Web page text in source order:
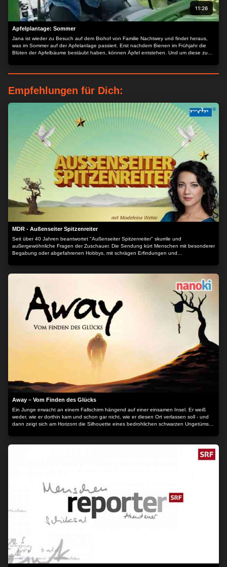
11:26
Apfelplantage: Sommer
Jana ist wieder zu Besuch auf dem Biohof von Familie Nachtwey und findet heraus,
was im Sommer auf der Apfelanlage passiert. Erst nachdem Bienen im Frühjahr die
Blüten der Apfelbäume bestäubt haben, können Äpfel entstehen. Und um diese zu
sorgt dafür, dass ein Baum nicht zu viele Äpfel versorgen muss und viele tierische
Helfer schützen die Bäume vor Schädlingen …
Empfehlungen für Dich:
MDR - Außenseiter Spitzenreiter
Seit über 40 Jahren beantwortet "Außenseiter Spitzenreiter" skurrile und
außergewöhnliche Fragen der Zuschauer. Die Sendung kürt Menschen mit besonderer
Begabung oder abgefahrenen Hobbys, mit schrägen Erfindungen und
Away – Vom Finden des Glücks
Ein Junge erwacht an einem Fallschirm hängend auf einer einsamen Insel. Er weiß
weder, wie er dorthin kam und schon gar nicht, wie er diesen Ort verlassen soll - und
dann zeigt sich am Horizont die Silhouette eines bedrohlichen schwarzen Ungetüms,
gigantischen Schatten findet sich ein Motorrad und eine Tasche mit nützlichem
Zubehör und schon bald gesellt sich ein kleiner gelber Vogel zu dem ratlosen Jungen.
Damit beginnt eine traumartige Reise epischen Ausmaßes auf zwei Rädern quer durch